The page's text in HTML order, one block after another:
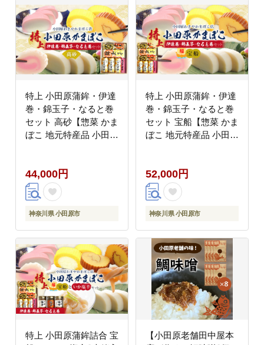
特上 小田原蒲鉾・伊達
巻・錦玉子・なると巻
セット 高砂【惣菜 かま
ぼこ 地元特産品 小田原
錦玉子 なるとまき 神奈
川県 小田原市 】
44,000円
神奈川県 小田原市
特上 小田原蒲鉾・伊達
巻・錦玉子・なると巻
セット 宝船【惣菜 かま
ぼこ 地元特産品 小田原
錦玉子 なるとまき 神奈
川県 小田原市 】
52,000円
神奈川県 小田原市
特上 小田原蒲鉾詰合 宝
【小田原老舗田中屋本